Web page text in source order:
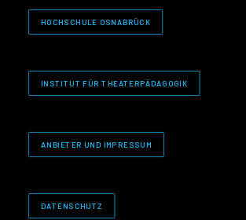
HOCHSCHULE OSNABRÜCK
INSTITUT FÜR THEATERPÄDAGOGIK
ANBIETER UND IMPRESSUM
DATENSCHUTZ